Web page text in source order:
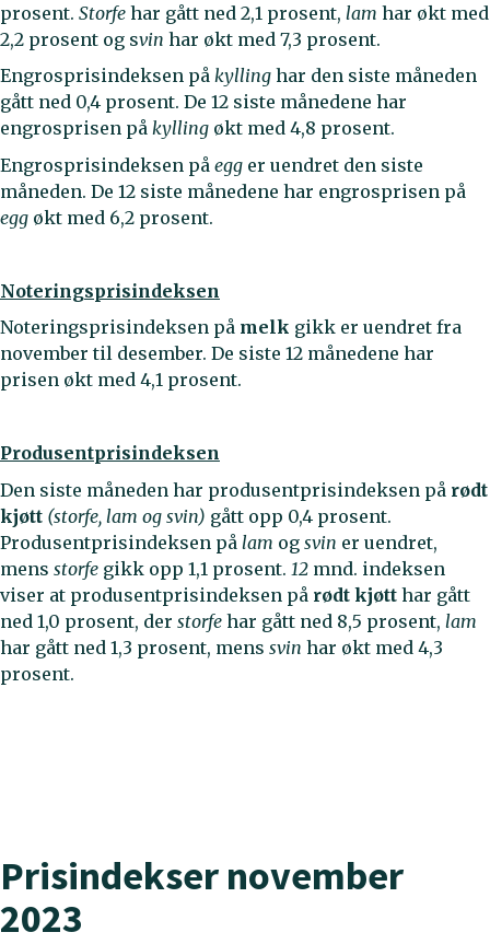
prosent. Storfe har gått ned 2,1 prosent, lam har økt med
2,2 prosent og svin har økt med 7,3 prosent.
Engrosprisindeksen på kylling har den siste måneden
gått ned 0,4 prosent. De 12 siste månedene har
engrosprisen på kylling økt med 4,8 prosent.
Engrosprisindeksen på egg er uendret den siste
måneden. De 12 siste månedene har engrosprisen på
egg økt med 6,2 prosent.
Noteringsprisindeksen
Noteringsprisindeksen på melk gikk er uendret fra
november til desember. De siste 12 månedene har
prisen økt med 4,1 prosent.
Produsentprisindeksen
Den siste måneden har produsentprisindeksen på rødt
kjøtt (storfe, lam og svin) gått opp 0,4 prosent.
Produsentprisindeksen på lam og svin er uendret,
mens storfe gikk opp 1,1 prosent. 12 mnd. indeksen
viser at produsentprisindeksen på rødt kjøtt har gått
ned 1,0 prosent, der storfe har gått ned 8,5 prosent, lam
har gått ned 1,3 prosent, mens svin har økt med 4,3
prosent.
Prisindekser november
2023